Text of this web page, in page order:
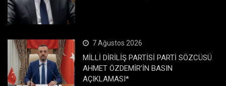
7 Ağustos 2026
MİLLİ DİRİLİŞ PARTİSİ PARTİ SÖZCÜSÜ
AHMET ÖZDEMİR’İN BASIN
AÇIKLAMASI*